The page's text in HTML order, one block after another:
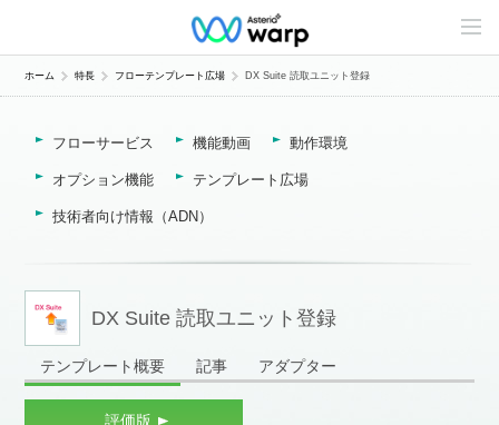
C
n
e
ホーム 特長 フローテンプレート広場 DX Suite 読取ユニット登録
フローサービス 機能動画 動作環境
オプション機能 テンプレート広場
技術者向け情報（ADN）
DX Suite 読取ユニット登録
テンプレート概要 記事 アダプター
評価版